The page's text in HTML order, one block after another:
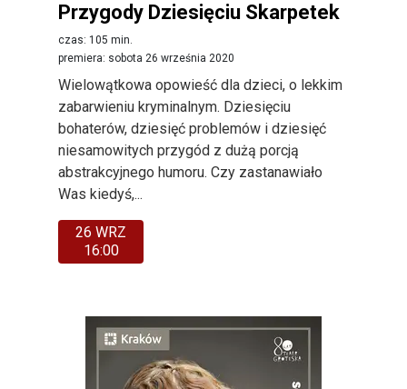
Przygody Dziesięciu Skarpetek
czas: 105 min.
premiera: sobota 26 września 2020
Wielowątkowa opowieść dla dzieci, o lekkim
zabarwieniu kryminalnym. Dziesięciu
bohaterów, dziesięć problemów i dziesięć
niesamowitych przygód z dużą porcją
abstrakcyjnego humoru. Czy zastanawiało
Was kiedyś,...
26 WRZ
16:00